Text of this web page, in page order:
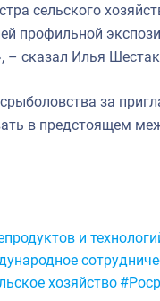
сельского
профильной
– сказал Илья
за
в предстоящем
и
хозяйство